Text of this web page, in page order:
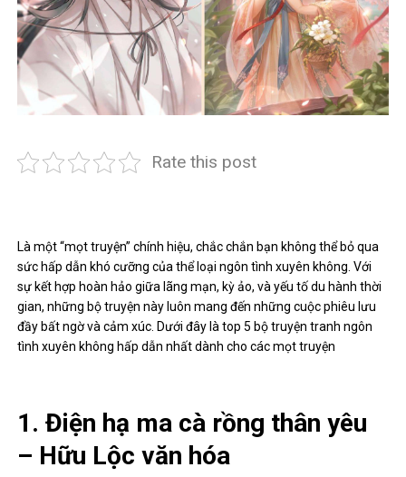
Rate this post
Là một “mọt truyện” chính hiệu, chắc chắn bạn không thể bỏ qua
sức hấp dẫn khó cưỡng của thể loại ngôn tình xuyên không. Với
sự kết hợp hoàn hảo giữa lãng mạn, kỳ ảo, và yếu tố du hành thời
gian, những bộ truyện này luôn mang đến những cuộc phiêu lưu
đầy bất ngờ và cảm xúc. Dưới đây là top 5 bộ truyện tranh ngôn
tình xuyên không hấp dẫn nhất dành cho các mọt truyện
1. Điện hạ ma cà rồng thân yêu
– Hữu Lộc văn hóa